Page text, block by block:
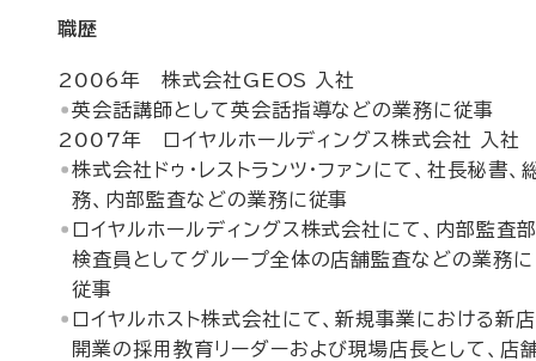
職歴
2006年 株式会社GEOS 入社
英会話講師として英会話指導などの業務に従事
2007年 ロイヤルホールディングス株式会社 入社
株式会社ドゥ・レストランツ・ファンにて、社長秘書、
務、内部監査などの業務に従事
ロイヤルホールディングス株式会社にて、内部監査
検査員としてグループ全体の店舗監査などの業務に
従事
ロイヤルホスト株式会社にて、新規事業における新店
開業の採用教育リーダーおよび現場店長として、店